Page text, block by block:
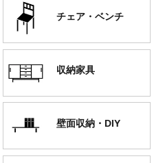
チェア・ベンチ
収納家具
壁面収納・DIY